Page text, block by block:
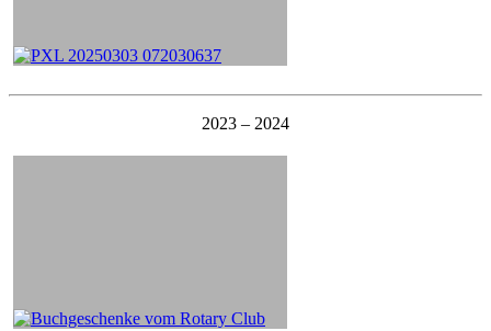
2023 – 2024